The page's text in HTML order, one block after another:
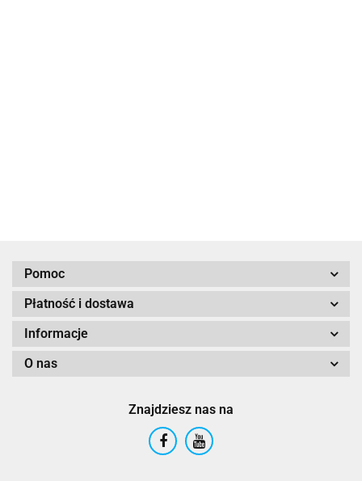
Pomoc
Płatność i dostawa
Informacje
O nas
Znajdziesz nas na